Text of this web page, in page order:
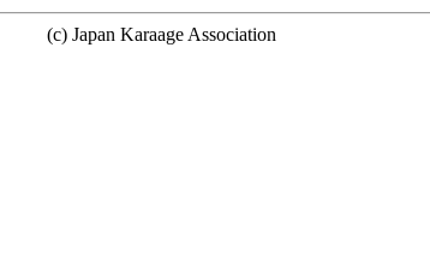
(c) Japan Karaage Association